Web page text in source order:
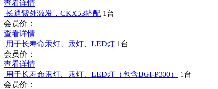
查看详情
长通紫外激发，CKX53搭配 1台
会员价：
查看详情
用于长寿命汞灯、汞灯、LED灯 1台
会员价：
查看详情
用于长寿命汞灯、汞灯、LED灯（包含BGI-P300）
1台
会员价：